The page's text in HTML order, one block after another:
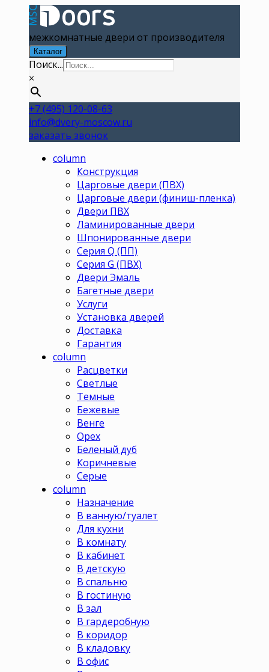
межкомнатные двери от производителя
Каталог
Поиск...
×
+7 (495) 120-08-63
info@dvery-moscow.ru
заказать звонок
column
Конструкция
Царговые двери (ПВХ)
Царговые двери (финиш-пленка)
Двери ПВХ
Ламинированные двери
Шпонированные двери
Серия Q (ПП)
Серия G (ПВХ)
Двери Эмаль
Багетные двери
Услуги
Установка дверей
Доставка
Гарантия
column
Расцветки
Светлые
Темные
Бежевые
Венге
Орех
Беленый дуб
Коричневые
Серые
column
Назначение
В ванную/туалет
Для кухни
В комнату
В кабинет
В детскую
В спальню
В гостиную
В зал
В гардеробную
В коридор
В кладовку
В офис